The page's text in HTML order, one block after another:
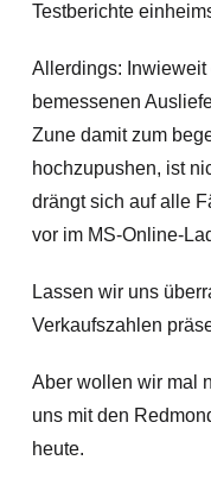
Testberichte
Allerdings: Inwieweit
bemessenen
Zune damit zum
hochzupushen, ist
drängt sich auf alle
vor im MS-Online-
Lassen wir uns
Verkaufszahlen
Aber wollen wir mal
uns mit den
heute.